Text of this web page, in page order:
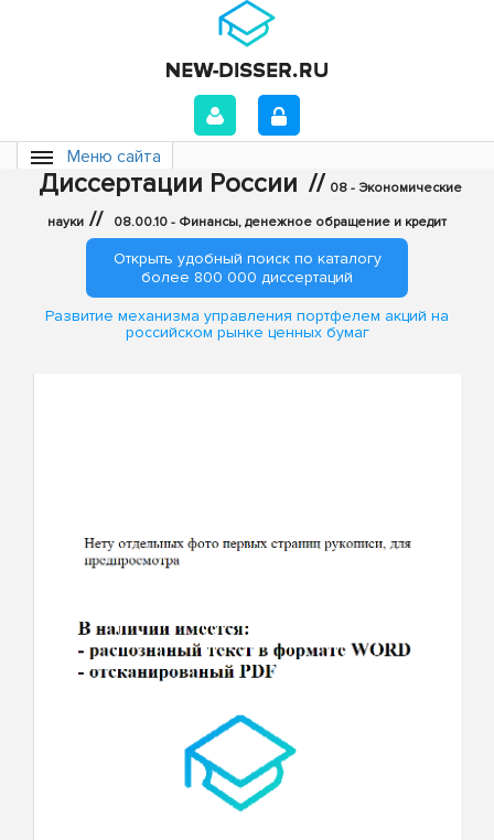
Меню сайта
Диссертации России // 08 - Экономические
науки // 08.00.10 - Финансы, денежное обращение и кредит
Открыть удобный поиск по каталогу
более 800 000 диссертаций
Развитие механизма управления портфелем акций на
российском рынке ценных бумаг